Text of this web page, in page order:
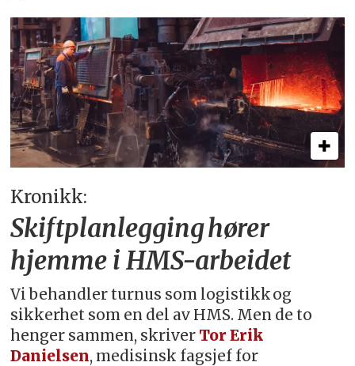
Kronikk:
Skiftplanlegging hører
hjemme i HMS-arbeidet
Vi behandler turnus som logistikk og
sikkerhet som en del av HMS. Men de to
henger sammen, skriver Tor Erik
Danielsen, medisinsk fagsjef for